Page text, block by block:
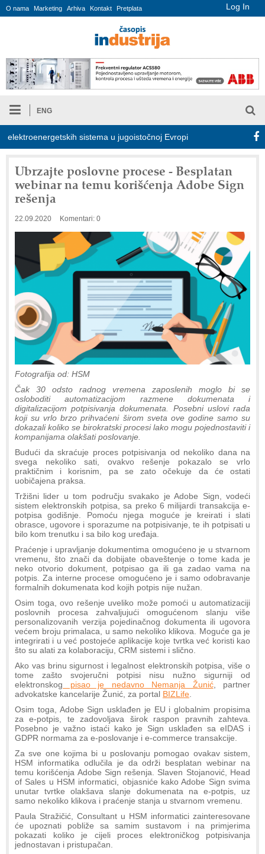
Log In
O nama Marketing Arhiva Kontakt Pretplata
ENG
sistema u jugoistočnoj Evropi
Ubrzajte poslovne procese - Besplatan
webinar na temu korišćenja Adobe Sign
rešenja
22.09.2020 Komentari: 0
Fotografija od: HSM
Čak 30 odsto radnog vremena zaposlenih moglo bi se
osloboditi automatizacijom razmene dokumenata i
digitalizacijom potpisivanja dokumenata. Posebni uslovi rada
koji su vrlo brzo prihvaćeni širom sveta ove godine samo su
dokazali koliko se birokratski procesi lako mogu pojednostaviti i
kompanijama olakšati poslovanje.
Budući da skraćuje proces potpisivanja od nekoliko dana na
svega nekoliko sati, ovakvo rešenje pokazalo se vrlo
praktičnim i korisnim, pa se zato očekuje da će ostati
uobičajena praksa.
Tržišni lider u tom području svakako je Adobe Sign, vodeći
sistem elektronskih potpisa, sa preko 6 milijardi transakcija e-
potpisa godišnje. Pomoću njega moguće je kreirati i slati
obrasce, ugovore i sporazume na potpisivanje, te ih potpisati u
bilo kom trenutku i sa bilo kog uređaja.
Praćenje i upravljanje dokumentima omogućeno je u stvarnom
vremenu, što znači da dobijate obaveštenje o tome kada je
neko otvorio dokument, potpisao ga ili ga zadao vama na
potpis. Za interne procese omogućeno je i samo odobravanje
formalnih dokumenata kod kojih potpis nije nužan.
Osim toga, ovo rešenje uveliko može pomoći u automatizaciji
poslovnih procesa zahvaljujući omogućenom slanju više
personalizovanih verzija pojedinačnog dokumenta ili ugovora
većem broju primalaca, u samo nekoliko klikova. Moguće ga je
integrirati i u već postojeće aplikacije koje tvrtka već koristi kao
što su alati za kolaboraciju, CRM sistemi i slično.
Ako vas brinu sigurnost i legalnost elektronskih potpisa, više o
tome zašto svojeručni potpisi nisu nužno sigurniji od
elektronskog pisao je nedavno Nemanja Žunić, partner
advokatske kancelarije Žunić, za portal BIZLife
Osim toga, Adobe Sign usklađen je EU i globalnim propisima
za e-potpis, te zadovoljava širok raspon pravnih zahteva.
Posebno je važno istaći kako je Sign usklađen sa eIDAS i
GDPR normama za e-poslovanje i e-commerce transakcije.
Za sve one kojima bi u poslovanju pomogao ovakav sistem,
HSM informatika odlučila je da održi besplatan webinar na
temu korišćenja Adobe Sign rešenja. Slaven Stojanović, Head
of Sales u HSM informatici, objasniće kako Adobe Sign svima
unutar tvrtke olakšava slanje dokumenata na e-potpis, uz
samo nekoliko klikova i praćenje stanja u stvarnom vremenu.
Paula Stražičić, Consultant u HSM informatici zainteresovane
će upoznati pobliže sa samim sustavom i na primjerima
pokazati koliko je cijeli proces elektroničkog potpisivanja
jednostavan i pristupačan.